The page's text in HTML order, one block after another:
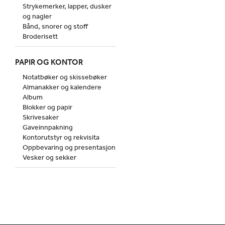
Strykemerker, lapper, dusker
og nagler
Bånd, snorer og stoff
Broderisett
PAPIR OG KONTOR
Notatbøker og skissebøker
Almanakker og kalendere
Album
Blokker og papir
Skrivesaker
Gaveinnpakning
Kontorutstyr og rekvisita
Oppbevaring og presentasjon
Vesker og sekker